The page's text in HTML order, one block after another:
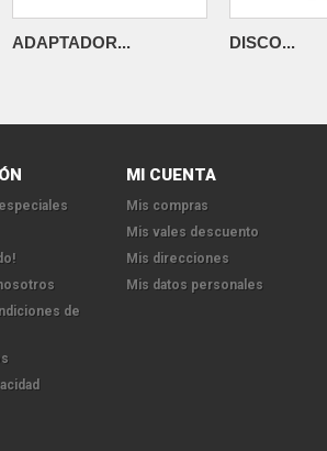
ADAPTADOR... DISCO...
de
MI CUENTA
Mis compras
Mis vales descuento
Mis direcciones
Mis datos personales